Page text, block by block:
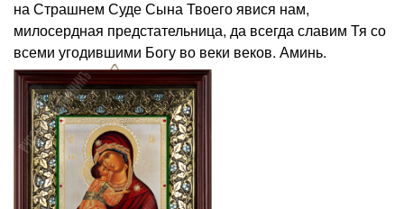
на Страшнем Суде Сына Твоего явися нам,
милосердная предстательница, да всегда славим Тя со
всеми угодившими Богу во веки веков. Аминь.